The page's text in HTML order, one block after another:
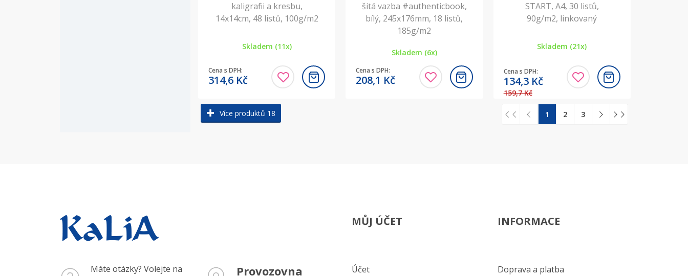
kaligrafii a kresbu,
14x14cm, 48 listů, 100g/m2
Skladem (11x)
Cena s DPH:
314,6 Kč
šitá vazba #authenticbook,
bílý, 245x176mm, 18 listů,
185g/m2
Skladem (6x)
Cena s DPH:
208,1 Kč
START, A4, 30 listů,
90g/m2, linkovaný
Skladem (21x)
Cena s DPH:
134,3 Kč
159,7 Kč
Více produktů 18 1 2 3
Máte otázky? Volejte na Provozovna
MŮJ ÚČET
Účet
INFORMACE
Doprava a platba